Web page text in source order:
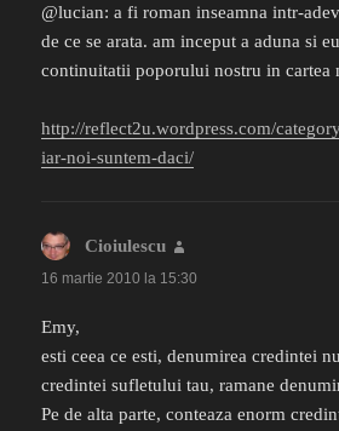
@lucian: a fi roman inseamna intr-
de ce se arata. am inceput a aduna si
continuitatii poporului nostru in cartea
http://reflect2u.wordpress.com/
iar-noi-suntem-daci/
Cioiulescu
16 martie 2010 la 15:30
Emy,
esti ceea ce esti, denumirea credintei
credintei sufletului tau, ramane
Pe de alta parte, conteaza enorm